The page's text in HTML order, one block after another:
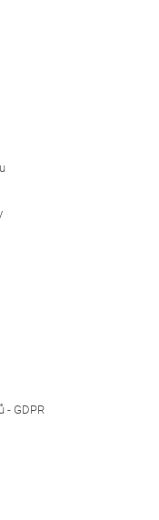
- GDPR